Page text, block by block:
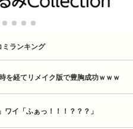
ランキング
を経てリメイク版で豊胸成功ｗｗｗ
イ「ふぁっ！！！？？？」